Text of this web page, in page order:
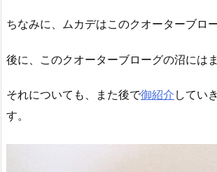
ちなみに、ムカデはこのクオーターブロ
後に、このクオーターブローグの沼には
それについても、また後で御紹介 してい
す。